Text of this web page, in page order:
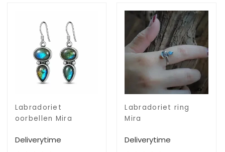
Labradoriet
oorbellen Mira
Deliverytime
Labradoriet ring
Mira
Deliverytime